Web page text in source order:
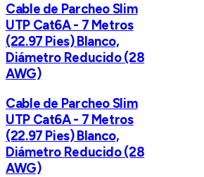
Cable de Parcheo Slim
UTP Cat6A - 7 Metros
(22.97 Pies) Blanco,
Diámetro Reducido (28
AWG)
Cable de Parcheo Slim
UTP Cat6A - 7 Metros
(22.97 Pies) Blanco,
Diámetro Reducido (28
AWG)